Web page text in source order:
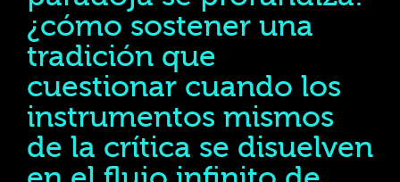
¿cómo sostener una
tradición que
cuestionar cuando los
instrumentos mismos
de la crítica se disuelven